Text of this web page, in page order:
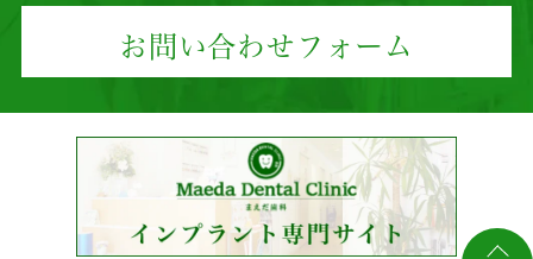
お問い合わせフォーム